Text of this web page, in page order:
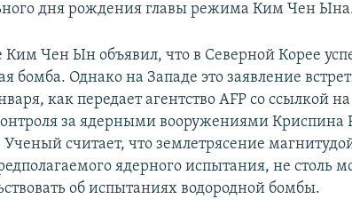
дня рождения главы режима Ким Чен
Ким Чен Ын объявил, что в Северной Корее
бомба. Однако на Западе это заявление
как передает агентство AFP со ссылкой
за ядерными вооружениями Криспина
Ученый считает, что землетрясение
ядерного испытания, не столь
об испытаниях водородной бомбы.